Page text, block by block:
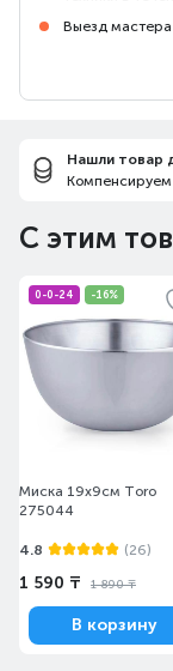
Выезд
Нашли товар
Компенсируем
С этим
0-0-24 -16%
Миска 19х9см Toro
275044
4.8 (26)
1 590 ₸ 1 890 ₸
В корзину